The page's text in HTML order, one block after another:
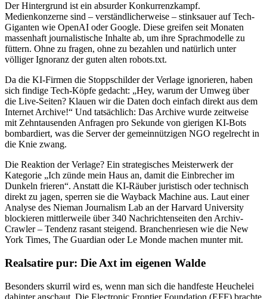
Der Hintergrund ist ein absurder Konkurrenzkampf.
Medienkonzerne sind – verständlicherweise – stinksauer auf Tech-
Giganten wie OpenAI oder Google. Diese greifen seit Monaten
massenhaft journalistische Inhalte ab, um ihre Sprachmodelle zu
füttern. Ohne zu fragen, ohne zu bezahlen und natürlich unter
völliger Ignoranz der guten alten robots.txt.
Da die KI-Firmen die Stoppschilder der Verlage ignorieren, haben
sich findige Tech-Köpfe gedacht: „Hey, warum der Umweg über
die Live-Seiten? Klauen wir die Daten doch einfach direkt aus dem
Internet Archive!“ Und tatsächlich: Das Archive wurde zeitweise
mit Zehntausenden Anfragen pro Sekunde von gierigen KI-Bots
bombardiert, was die Server der gemeinnützigen NGO regelrecht in
die Knie zwang.
Die Reaktion der Verlage? Ein strategisches Meisterwerk der
Kategorie „Ich zünde mein Haus an, damit die Einbrecher im
Dunkeln frieren“. Anstatt die KI-Räuber juristisch oder technisch
direkt zu jagen, sperren sie die Wayback Machine aus. Laut einer
Analyse des Nieman Journalism Lab an der Harvard University
blockieren mittlerweile über 340 Nachrichtenseiten den Archiv-
Crawler – Tendenz rasant steigend. Branchenriesen wie die New
York Times, The Guardian oder Le Monde machen munter mit.
Realsatire pur: Die Axt im eigenen Walde
Besonders skurril wird es, wenn man sich die handfeste Heuchelei
dahinter anschaut. Die Electronic Frontier Foundation (EFF) brachte